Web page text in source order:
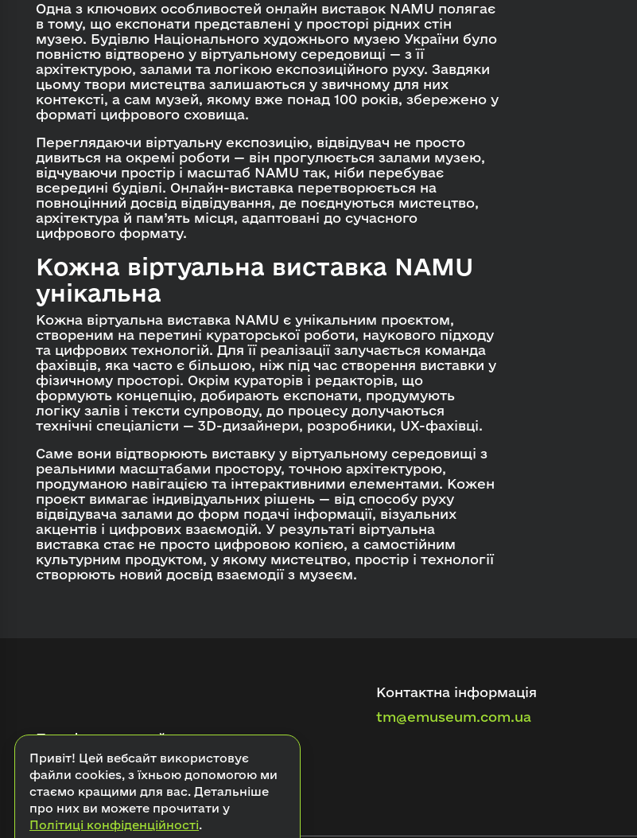
Одна з ключових особливостей онлайн виставок NAMU полягає
в тому, що експонати представлені у просторі рідних стін
музею. Будівлю Національного художнього музею України було
повністю відтворено у віртуальному середовищі — з її
архітектурою, залами та логікою експозиційного руху. Завдяки
цьому твори мистецтва залишаються у звичному для них
контексті, а сам музей, якому вже понад 100 років, збережено у
форматі цифрового сховища.
Переглядаючи віртуальну експозицію, відвідувач не просто
дивиться на окремі роботи — він прогулюється залами музею,
відчуваючи простір і масштаб NAMU так, ніби перебуває
всередині будівлі. Онлайн-виставка перетворюється на
повноцінний досвід відвідування, де поєднуються мистецтво,
архітектура й пам’ять місця, адаптовані до сучасного
цифрового формату.
Кожна віртуальна виставка NAMU
унікальна
Кожна віртуальна виставка NAMU є унікальним проєктом,
створеним на перетині кураторської роботи, наукового підходу
та цифрових технологій. Для її реалізації залучається команда
фахівців, яка часто є більшою, ніж під час створення виставки у
фізичному просторі. Окрім кураторів і редакторів, що
формують концепцію, добирають експонати, продумують
логіку залів і тексти супроводу, до процесу долучаються
технічні спеціалісти — 3D-дизайнери, розробники, UX-фахівці.
Саме вони відтворюють виставку у віртуальному середовищі з
реальними масштабами простору, точною архітектурою,
продуманою навігацією та інтерактивними елементами. Кожен
проєкт вимагає індивідуальних рішень — від способу руху
відвідувача залами до форм подачі інформації, візуальних
акцентів і цифрових взаємодій. У результаті віртуальна
виставка стає не просто цифровою копією, а самостійним
культурним продуктом, у якому мистецтво, простір і технології
створюють новий досвід взаємодії з музеєм.
Платформа онлайн-виставок
Контактна інформація
tm@emuseum.com.ua
Привіт! Цей вебсайт використовує
файли cookies, з їхньою допомогою ми
стаємо кращими для вас. Детальніше
про них ви можете прочитати у
Політиці конфіденційності.